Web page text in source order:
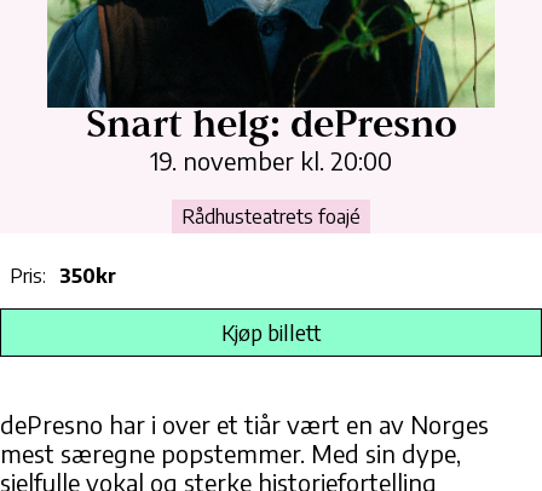
Snart helg: dePresno
19. november kl. 20:00
Rådhusteatrets foajé
Pris: 350kr
Kjøp billett
dePresno har i over et tiår vært en av Norges
mest særegne popstemmer. Med sin dype,
sjelfulle vokal og sterke historiefortelling